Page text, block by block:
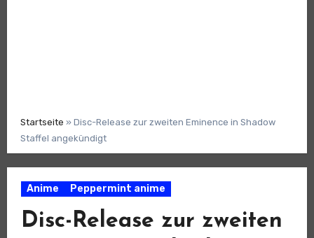
Startseite » Disc-Release zur zweiten Eminence in Shadow
Staffel angekündigt
Anime Peppermint anime
Disc-Release zur zweiten